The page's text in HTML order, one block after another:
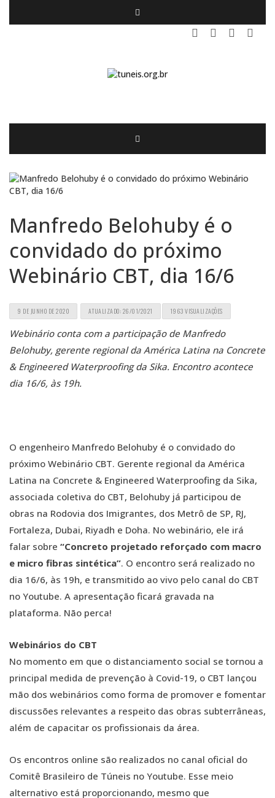
Manfredo Belohuby é o
convidado do próximo
Webinário CBT, dia 16/6
9 DE JUNHO DE 2020 ATUALIZADO: 26/01/2021 1963 VISUALIZAÇÕES
Webinário conta com a participação de Manfredo
Belohuby, gerente regional da América Latina na Concrete
& Engineered Waterproofing da Sika. Encontro acontece
dia 16/6, às 19h.
O engenheiro Manfredo Belohuby é o convidado do
próximo Webinário CBT. Gerente regional da América
Latina na Concrete & Engineered Waterproofing da Sika,
associada coletiva do CBT, Belohuby já participou de
obras na Rodovia dos Imigrantes, dos Metrô de SP, RJ,
Fortaleza, Dubai, Riyadh e Doha. No webinário, ele irá
falar sobre “Concreto projetado reforçado com macro
e micro fibras sintética”. O encontro será realizado no
dia 16/6, às 19h, e transmitido ao vivo pelo canal do CBT
no Youtube. A apresentação ficará gravada na
plataforma. Não perca!
Webinários do CBT
No momento em que o distanciamento social se tornou a
principal medida de prevenção à Covid-19, o CBT lançou
mão dos webinários como forma de promover e fomentar
discussões relevantes a respeito das obras subterrâneas,
além de capacitar os profissionais da área.
Os encontros online são realizados no canal oficial do
Comitê Brasileiro de Túneis no Youtube. Esse meio
alternativo está proporcionando, mesmo que